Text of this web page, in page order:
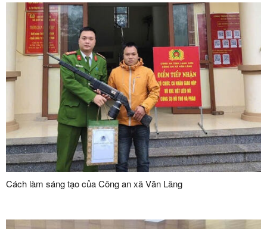
Cách làm sáng tạo của Công an xã Văn Lãng